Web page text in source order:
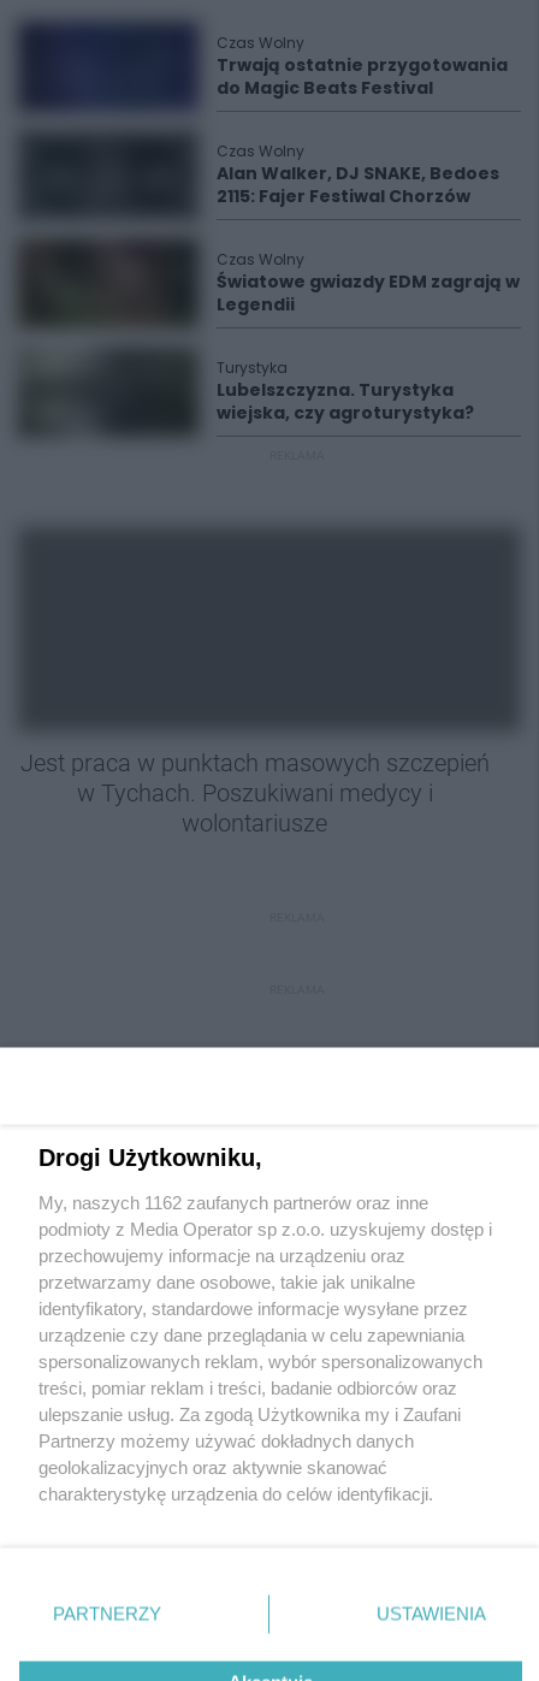
Czas Wolny
Trwają ostatnie przygotowania
do Magic Beats Festival
Czas Wolny
Alan Walker, DJ SNAKE, Bedoes
2115: Fajer Festiwal Chorzów
Czas Wolny
Światowe gwiazdy EDM zagrają w
Legendii
Turystyka
Lubelszczyzna. Turystyka
wiejska, czy agroturystyka?
Jest praca w punktach masowych szczepień
w Tychach. Poszukiwani medycy i
wolontariusze
Wydawca mediówlokalnych
Nie zapomnij
zapoznać się z:
polityką prywatności regulamin korzystania z portali
Twojemiasto
Piekary Śląskie
Chorzów
Tarnowskie Góry
Gliwice
Skontakuj sięz nami
Kontakt
Wydawca
Redakcja
Drogi Użytkowniku,
My, naszych 1162 zaufanych partnerów oraz inne
podmioty z Media Operator sp z.o.o. uzyskujemy dostęp i
przechowujemy informacje na urządzeniu oraz
przetwarzamy dane osobowe, takie jak unikalne
identyfikatory, standardowe informacje wysyłane przez
urządzenie czy dane przeglądania w celu zapewniania
spersonalizowanych reklam, wybór spersonalizowanych
treści, pomiar reklam i treści, badanie odbiorców oraz
ulepszanie usług. Za zgodą Użytkownika my i Zaufani
Partnerzy możemy używać dokładnych danych
geolokalizacyjnych oraz aktywnie skanować
charakterystykę urządzenia do celów identyfikacji.
zmienić/wycofać klikając przycisk ustawień prywatności
znajdujący się w lewym dolnym rogu strony
rodzaje przetwarzania danych nie wymagają zgody
PARTNERZY USTAWIENIA